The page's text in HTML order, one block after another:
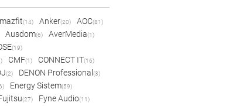
(14) Anker(20) AOC(81)
Ausdom(6) AverMedia(1)
(19)
CMF(1) CONNECT IT(16)
(2) DENON Professional (3)
Energy Sistem(59)
(27) Fyne Audio(11)